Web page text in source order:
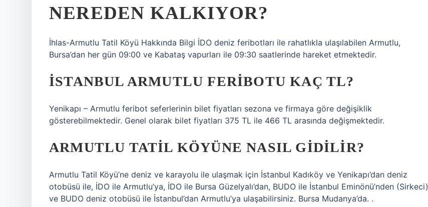
NEREDEN KALKIYOR?
İhlas-Armutlu Tatil Köyü Hakkında Bilgi İDO deniz feribotları ile rahatlıkla ulaşılabilen Armutlu,
Bursa’dan her gün 09:00 ve Kabataş vapurları ile 09:30 saatlerinde hareket etmektedir.
İSTANBUL ARMUTLU FERIBOTU KAÇ TL?
Yenikapı – Armutlu feribot seferlerinin bilet fiyatları sezona ve firmaya göre değişiklik
gösterebilmektedir. Genel olarak bilet fiyatları 375 TL ile 466 TL arasında değişmektedir.
ARMUTLU TATIL KÖYÜNE NASIL GIDILIR?
Armutlu Tatil Köyü’ne deniz ve karayolu ile ulaşmak için İstanbul Kadıköy ve Yenikapı’dan deniz
otobüsü ile, İDO ile Armutlu’ya, İDO ile Bursa Güzelyalı’dan, BUDO ile İstanbul Eminönü’nden (Sirkeci)
ve BUDO deniz otobüsü ile İstanbul’dan Armutlu’ya ulaşabilirsiniz. Bursa Mudanya’da. .